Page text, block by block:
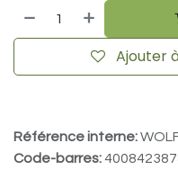
Ajouter
Référence interne:
Code-barres: